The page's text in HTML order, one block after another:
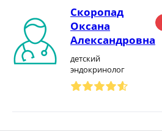
Скоропад
Оксана
Александровна
детский
эндокринолог